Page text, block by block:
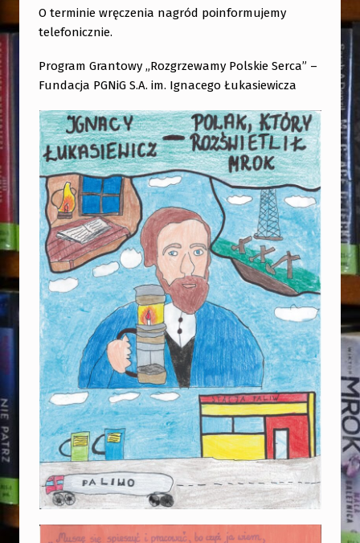
A
S
T
Y
C
Z
N
E
G
O
„
P
L
A
K
A
T
P
R
O
M
U
O terminie wręczenia nagród poinformujemy
telefonicznie.
Program Grantowy „Rozgrzewamy Polskie Serca” –
Fundacja PGNiG S.A. im. Ignacego Łukasiewicza